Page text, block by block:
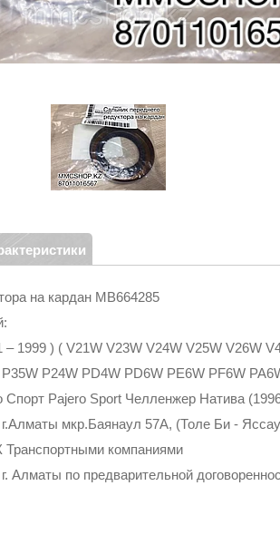
на кардан MB664285
1999 ) ( V21W V23W V24W V25W V26W
P24W PD4W PD6W PE6W PF6W
Pajero Sport Челленжер Натива
мкр.Баянаул 57А, (Толе Би -
Транспортными компаниями
Алматы по предварительной